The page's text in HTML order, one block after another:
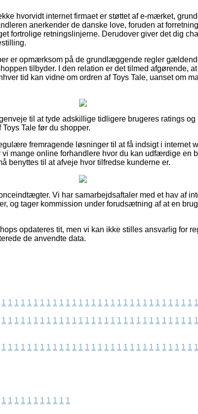
hvorvidt internet firmaet er støttet af e-mærket,
anerkender de danske love, foruden at
fortrolige retningslinjerne. Derudover giver det dig
er opmærksom på de grundlæggende regler
tilbyder. I den relation er det tilmed afgørende,
tid kan vidne om ordren af Toys Tale, uanset om
til at tyde adskillige tidligere brugeres ratings og
Tale før du shopper.
fremragende løsninger til at få indsigt i internet
mange online forhandlere hvor du kan udfærdige en
benyttes til at afveje hvor tilfredse kunderne er.
Vi har samarbejdsaftaler med et hav af
og tager kommission under forudsætning af at en
opdateres tit, men vi kan ikke stilles ansvarlig for
de anvendte data.
1 1 1 1 1 1 1 1 1 1 1 1 1 1 1 1 1 1 1 1 1 1 1 1 1 1 1 1 1 1 1
1 1 1 1 1 1 1 1 1 1 1 1 1 1 1 1 1 1 1 1 1 1 1 1 1 1 1 1 1 1 1
1 1 1 1 1 1 1 1 1 1 1 1 1 1 1 1 1 1 1 1 1 1 1 1 1 1 1 1 1 1 1
1 1 1 1 1 1 1 1 1 1 1